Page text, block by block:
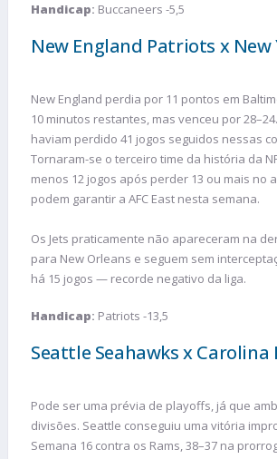
Handicap: Buccaneers -5,5
New England Patriots x New
New England perdia por 11 pontos em
10 minutos restantes, mas venceu por
haviam perdido 41 jogos seguidos nessas
Tornaram-se o terceiro time da história da
menos 12 jogos após perder 13 ou mais no
podem garantir a AFC East nesta semana.
Os Jets praticamente não apareceram na
para New Orleans e seguem sem
há 15 jogos — recorde negativo da liga.
Handicap: Patriots -13,5
Seattle Seahawks x Carolina
Pode ser uma prévia de playoffs, já que
divisões. Seattle conseguiu uma vitória
Semana 16 contra os Rams, 38–37 na